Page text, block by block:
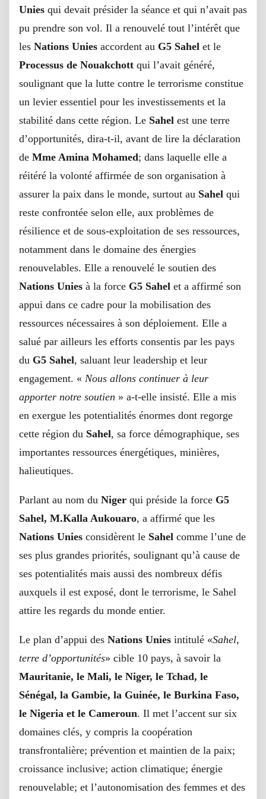
Unies qui devait présider la séance et qui n’avait pas
pu prendre son vol. Il a renouvelé tout l’intérêt que
les Nations Unies accordent au G5 Sahel et le
Processus de Nouakchott qui l’avait généré,
soulignant que la lutte contre le terrorisme constitue
un levier essentiel pour les investissements et la
stabilité dans cette région. Le Sahel est une terre
d’opportunités, dira-t-il, avant de lire la déclaration
de Mme Amina Mohamed; dans laquelle elle a
réitéré la volonté affirmée de son organisation à
assurer la paix dans le monde, surtout au Sahel qui
reste confrontée selon elle, aux problèmes de
résilience et de sous-exploitation de ses ressources,
notamment dans le domaine des énergies
renouvelables. Elle a renouvelé le soutien des
Nations Unies à la force G5 Sahel et a affirmé son
appui dans ce cadre pour la mobilisation des
ressources nécessaires à son déploiement. Elle a
salué par ailleurs les efforts consentis par les pays
du G5 Sahel, saluant leur leadership et leur
engagement. « Nous allons continuer à leur
apporter notre soutien » a-t-elle insisté. Elle a mis
en exergue les potentialités énormes dont regorge
cette région du Sahel, sa force démographique, ses
importantes ressources énergétiques, minières,
halieutiques.
Parlant au nom du Niger qui préside la force G5
Sahel, M.Kalla Aukouaro, a affirmé que les
Nations Unies considèrent le Sahel comme l’une de
ses plus grandes priorités, soulignant qu’à cause de
ses potentialités mais aussi des nombreux défis
auxquels il est exposé, dont le terrorisme, le Sahel
attire les regards du monde entier.
Le plan d’appui des Nations Unies intitulé «Sahel,
terre d’opportunités» cible 10 pays, à savoir la
Mauritanie, le Mali, le Niger, le Tchad, le
Sénégal, la Gambie, la Guinée, le Burkina Faso,
le Nigeria et le Cameroun. Il met l’accent sur six
domaines clés, y compris la coopération
transfrontalière; prévention et maintien de la paix;
croissance inclusive; action climatique; énergie
renouvelable; et l’autonomisation des femmes et des